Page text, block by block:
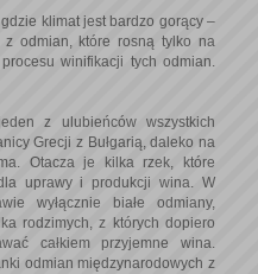
klimat jest bardzo gorący –
z odmian, które rosną tylko na
winifikacji tych odmian.
z ulubieńców wszystkich
Grecji z Bułgarią, daleko na
Otacza je kilka rzek, które
uprawy i produkcji wina. W
wyłącznie białe odmiany,
rodzimych, z których dopiero
całkiem przyjemne wina.
odmian międzynarodowych z